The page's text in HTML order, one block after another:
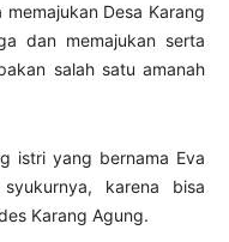
Desa Karang
dan memajukan serta
salah satu amanah
istri yang bernama Eva
karena bisa
Karang Agung.